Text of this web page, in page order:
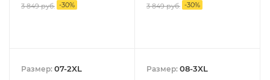
3 849руб. -30% 3 849руб. -30%
Размер: 07-2XL Размер: 08-3XL